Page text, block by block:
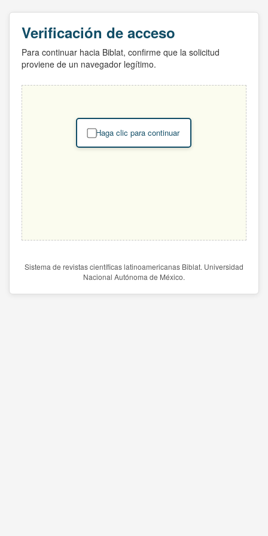
Verificación de acceso
Para continuar hacia Biblat, confirme que la solicitud
proviene de un navegador legítimo.
Haga clic para continuar
Sistema de revistas científicas latinoamericanas Biblat. Universidad
Nacional Autónoma de México.